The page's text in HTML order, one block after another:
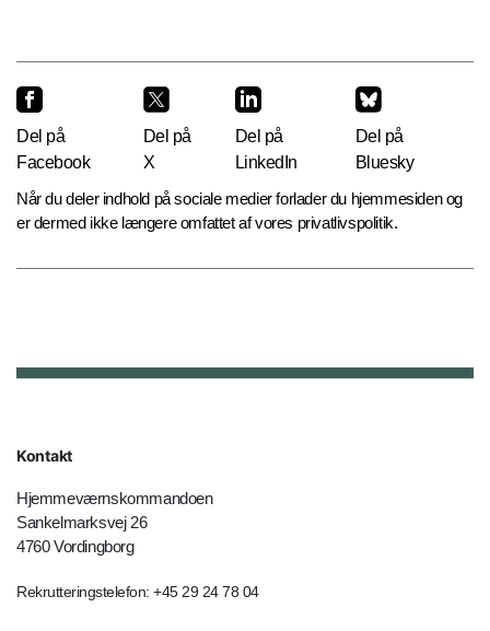
Del på
Facebook
Del på
X
Del på
LinkedIn
Del på
Bluesky
Når du deler indhold på sociale medier forlader du hjemmesiden og
er dermed ikke længere omfattet af vores privatlivspolitik.
Kontakt
Hjemmeværnskommandoen
Sankelmarksvej 26
4760 Vordingborg
Rekrutteringstelefon: +45 29 24 78 04